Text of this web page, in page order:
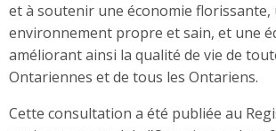
et à soutenir une économie florissante,
environnement propre et sain, et une
améliorant ainsi la qualité de vie de
Ontariennes et de tous les Ontariens.
Cette consultation a été publiée au